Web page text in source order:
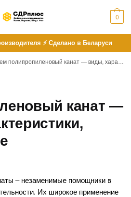
0
⚡ Сделано в Беларуси
канат — виды, характеристики, применение
канат —
– незаменимые помощники в
Их широкое применение